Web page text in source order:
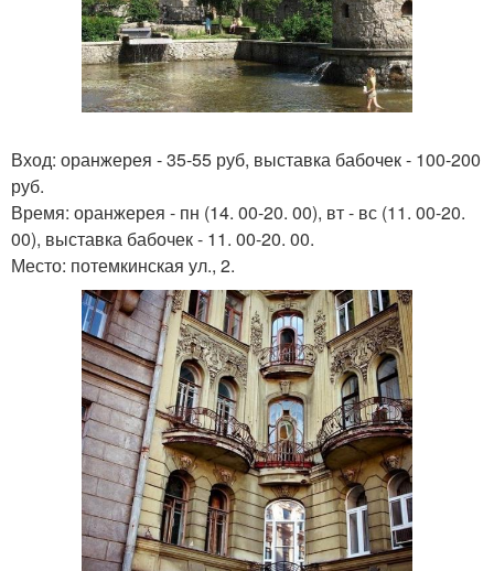
Вход: оранжерея - 35-55 руб, выставка бабочек - 100-200
руб.
Время: оранжерея - пн (14. 00-20. 00), вт - вс (11. 00-20.
00), выставка бабочек - 11. 00-20. 00.
Место: потемкинская ул., 2.